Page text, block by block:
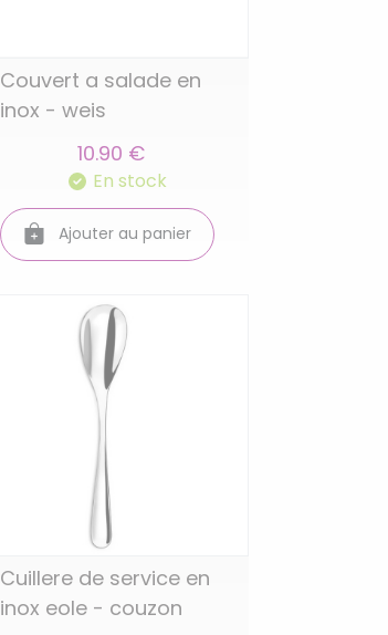
Couvert a salade en
inox - weis
10.90 €
En stock
Ajouter au panier
Cuillere de service en
inox eole - couzon